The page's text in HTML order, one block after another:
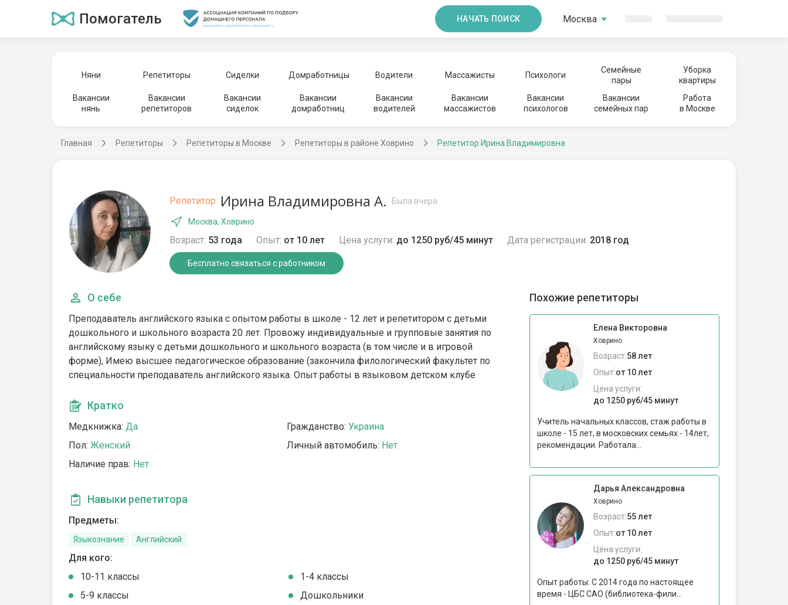
Помогатель НАЧАТЬ ПОИСК Москва
Няни Репетиторы Сиделки Домработницы Водители Массажисты Психологи
Семейные
пары
Уборка
квартиры
Вакансии
нянь
Вакансии
репетиторов
Вакансии
сиделок
Вакансии
домработниц
Вакансии
водителей
Вакансии
массажистов
Вакансии
психологов
Вакансии
семейных пар
Работа
в Москве
Главная Репетиторы Репетиторы в Москве Репетиторы в районе Ховрино Репетитор Ирина Владимировна
Репетитор Ирина Владимировна А. Была вчера
Москва, Ховрино
Возраст: 53 года Опыт: от 10 лет Цена услуги: до 1250 руб/45 минут Дата регистрации: 2018 год
Бесплатно связаться с работником
О себе
Преподаватель английского языка с опытом работы в школе - 12 лет и репетитором с детьми
дошкольного и школьного возраста 20 лет. Провожу индивидуальные и групповые занятия по
английскому языку с детьми дошкольного и школьного возраста (в том числе и в игровой
форме), Имею высшее педагогическое образование (закончила филологический факультет по
специальности преподаватель английского языка. Опыт работы в языковом детском клубе
Кратко
Медкнижка: Да Гражданство: Украина
Пол: Женский Личный автомобиль: Нет
Наличие прав: Нет
Навыки репетитора
Предметы:
Языкознание Английский
Для кого:
10-11 классы
1-4 классы
5-9 классы
Дошкольники
Похожие репетиторы
Елена Викторовна
Ховрино
Возраст:58 лет
Опыт:от 10 лет
Цена услуги:
до 1250 руб/45 минут
Учитель начальных классов, стаж работы в
школе - 15 лет, в московских семьях - 14лет,
рекомендации. Работала...
Дарья Александровна
Ховрино
Возраст:55 лет
Опыт:от 10 лет
Цена услуги:
до 1250 руб/45 минут
Опыт работы: С 2014 года по настоящее
время - ЦБС САО (библиотека-фили...